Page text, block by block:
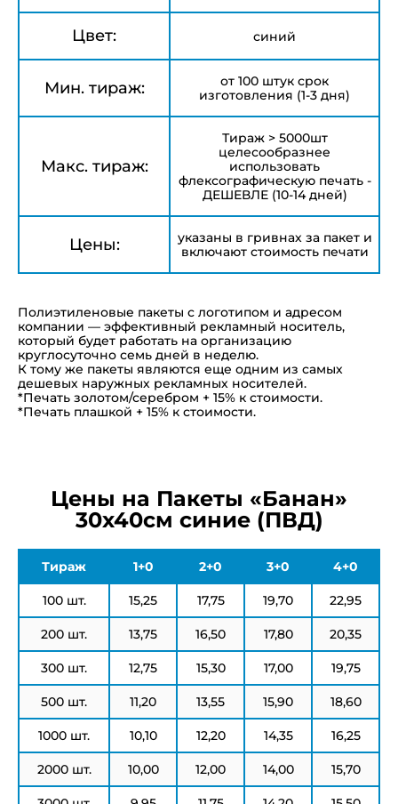
Цвет: синий
Мин. тираж:
от 100 штук срок
изготовления (1-3 дня)
Макс. тираж:
Тираж > 5000шт
целесообразнее
использовать
флексографическую печать -
ДЕШЕВЛЕ (10-14 дней)
Цены:
указаны в гривнах за пакет и
включают стоимость печати
Полиэтиленовые пакеты с логотипом и адресом
компании — эффективный рекламный носитель,
который будет работать на организацию
круглосуточно семь дней в неделю.
К тому же пакеты являются еще одним из самых
дешевых наружных рекламных носителей.
*Печать золотом/серебром + 15% к стоимости.
*Печать плашкой + 15% к стоимости.
Цены на Пакеты «Банан»
30х40см синие (ПВД)
Тираж 1+0 2+0 3+0 4+0
100 шт. 15,25 17,75 19,70 22,95
200 шт. 13,75 16,50 17,80 20,35
300 шт. 12,75 15,30 17,00 19,75
500 шт. 11,20 13,55 15,90 18,60
1000 шт. 10,10 12,20 14,35 16,25
2000 шт. 10,00 12,00 14,00 15,70